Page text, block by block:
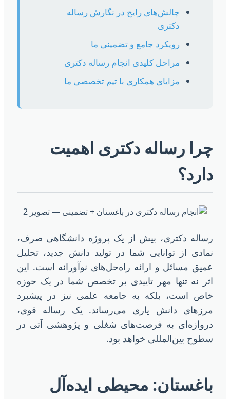
چالش‌های رایج در نگارش رساله
دکتری
رویکرد جامع و تضمینی ما
مراحل کلیدی انجام رساله دکتری
مزایای همکاری با تیم تخصصی ما
رساله دکتری اهمیت
دکتری، بیش از یک پروژه دانشگاهی صرف،
از توانایی شما در تولید دانش جدید، تحلیل
مسائل و ارائه راه‌حل‌های نوآورانه است. این
نه تنها مهر تاییدی بر تخصص شما در یک حوزه
است، بلکه به جامعه علمی نیز در پیشبرد
دانش یاری می‌رساند. یک رساله قوی،
به فرصت‌های شغلی و پژوهشی آتی در
بین‌المللی خواهد بود.
محیطی ایده‌آل